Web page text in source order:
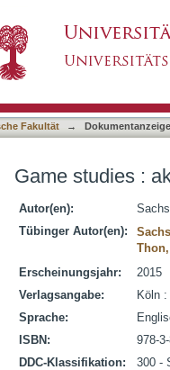
Fakultät → Dokumentanzeige
Game studies :
Autor(en):
Tübinger Autor(en):
Erscheinungsjahr:
2015
Verlagsangabe:
Köln
Sprache:
ISBN:
978-
DDC-Klassifikation:
300 -